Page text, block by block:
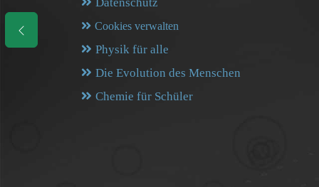
Cookies verwalten
Physik für alle
Die Evolution des Menschen
Chemie für Schüler